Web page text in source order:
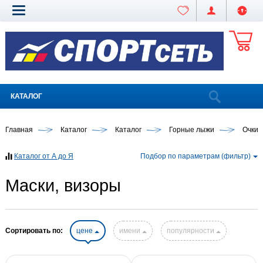
КАТАЛОГ
Главная Каталог Каталог Горные лыжи Очки,
Каталог от А до Я Подбор по параметрам (фильтр)
Маски, визоры
Сортировать по: цене имени популярности